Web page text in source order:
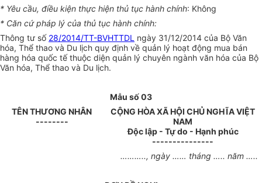
* Yêu cầu, điều kiện thực hiện thủ tục hành chính: Không
* Căn cứ pháp lý của thủ tục hành chính:
Thông tư số 28/2014/TT-BVHTTDL ngày 31/12/2014 của Bộ Văn
hóa, Thể thao và Du lịch quy định về quản lý hoạt động mua bán
hàng hóa quốc tế thuộc diện quản lý chuyên ngành văn hóa của Bộ
Văn hóa, Thể thao và Du lịch.
Mẫu số 03
TÊN THƯƠNG NHÂN
--------
CỘNG HÒA XÃ HỘI CHỦ NGHĨA VIỆT
NAM
Độc lập - Tự do - Hạnh phúc
---------------
……….., ngày …… tháng ….. năm …..